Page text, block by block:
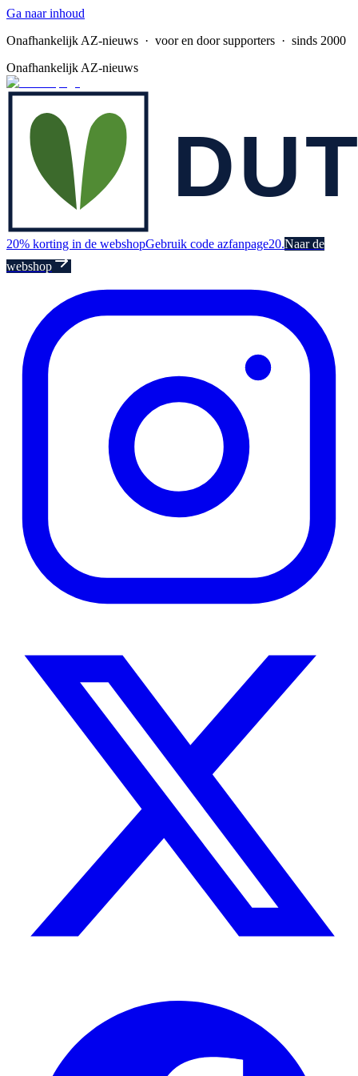
Ga naar inhoud
Onafhankelijk AZ-nieuws · voor en door supporters · sinds 2000
Onafhankelijk AZ-nieuws
20% korting in de webshopGebruik code azfanpage20.Naar de
webshop